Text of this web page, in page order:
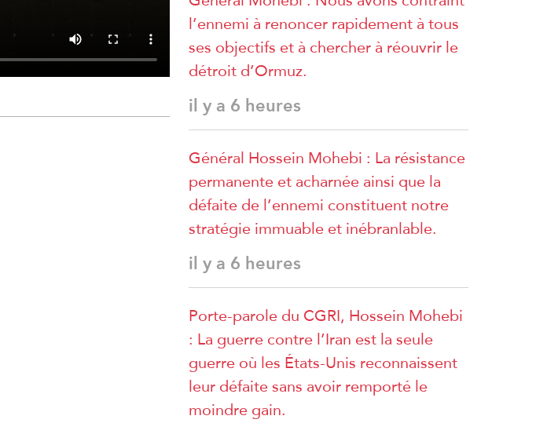
l’ennemi à renoncer rapidement à tous
ses objectifs et à chercher à réouvrir le
détroit d’Ormuz.
il y a 6 heures
Général Hossein Mohebi : La résistance
permanente et acharnée ainsi que la
défaite de l’ennemi constituent notre
stratégie immuable et inébranlable.
il y a 6 heures
Porte-parole du CGRI, Hossein Mohebi
: La guerre contre l’Iran est la seule
guerre où les États-Unis reconnaissent
leur défaite sans avoir remporté le
moindre gain.